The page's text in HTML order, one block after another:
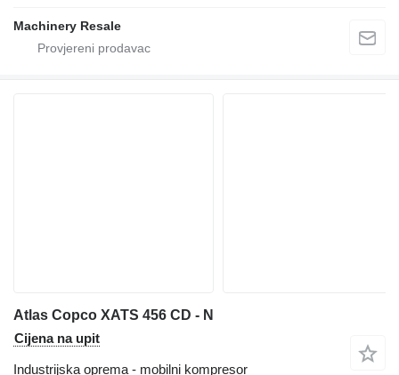
Machinery Resale
Atlas Copco XATS 456 CD - N
Cijena na upit
Industrijska oprema - mobilni kompresor